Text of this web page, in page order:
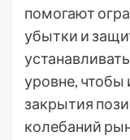
помогают
убытки и
уровне, чтобы
закрытия
колебаний